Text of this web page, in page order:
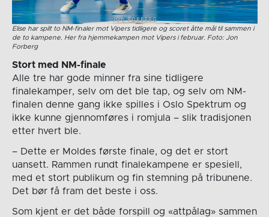
Elise har spilt to NM-finaler mot Vipers tidligere og scoret åtte mål til sammen i
de to kampene. Her fra hjemmekampen mot Vipers i februar. Foto: Jon
Forberg
Stort med NM-finale
Alle tre har gode minner fra sine tidligere
finalekamper, selv om det ble tap, og selv om NM-
finalen denne gang ikke spilles i Oslo Spektrum og
ikke kunne gjennomføres i romjula – slik tradisjonen
etter hvert ble.
– Dette er Moldes første finale, og det er stort
uansett. Rammen rundt finalekampene er spesiell,
med et stort publikum og fin stemning på tribunene.
Det bør få fram det beste i oss.
Som kjent er det både forspill og «attpålag» sammen